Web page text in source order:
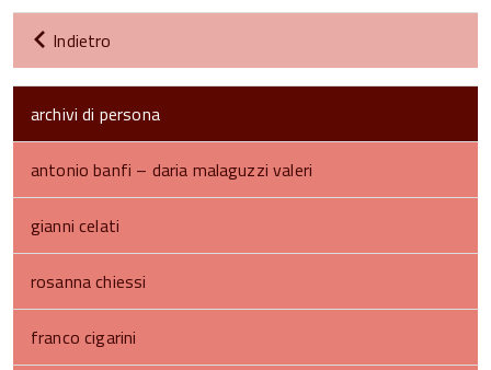
Indietro
archivi di persona
antonio banfi – daria malaguzzi valeri
gianni celati
rosanna chiessi
franco cigarini